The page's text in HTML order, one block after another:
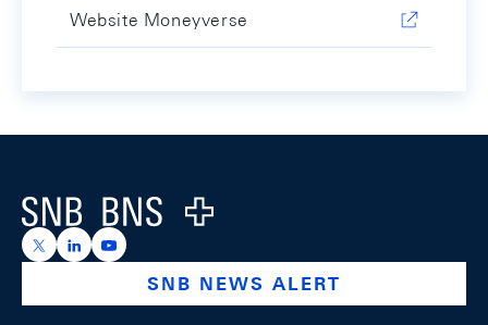
Website Moneyverse
Logo
https://x.com/snb_bns
https://ch.linkedin.com/company/swiss-national-
https://www.youtube.com/@swissnationalbank
SNB NEWS ALERT